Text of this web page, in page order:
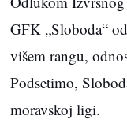
GFK „Sloboda“
višem rangu,
Podsetimo,
moravskoj ligi.